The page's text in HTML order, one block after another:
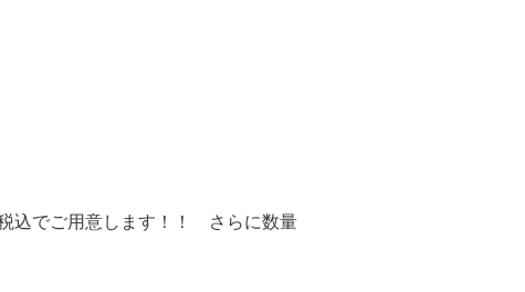
込でご用意します！！ さらに数量